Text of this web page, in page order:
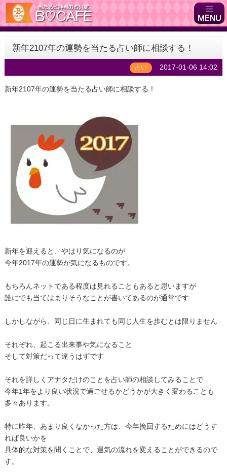
新年2107年の運勢を当たる占い師に相談する！
占い 2017-01-06 14:02
新年2107年の運勢を当たる占い師に相談する！
新年を迎えると、やはり気になるのが
今年2017年の運勢が気になるものです。
もちろんネットである程度は見れることもあると思いますが
誰にでも当てはまりそうなことが書いてあるのが通常です
しかしながら、同じ日に生まれても同じ人生を歩むとは限りません
それぞれ、起こる出来事や気になること
そして対策だって違うはずです
それを詳しくアナタだけのことを占い師の相談してみることで
今年1年をより良い状況で過ごせるかどうかが大きく変わることも
多々あります。
特に昨年、あまり良くなかった方は、今年挽回するためにはどうす
れば良いかを
具体的な対策を聞くことで、運気の流れを変えることができるので
す。